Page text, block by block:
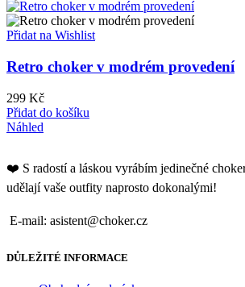
Přidat na Wishlist
Retro choker v modrém provedení
299 Kč
Přidat do košíku
Náhled
❤️ S radostí a láskou vyrábím jedinečné
udělají vaše outfity naprosto dokonalými!
E-mail: asistent@choker.cz
DŮLEŽITÉ INFORMACE